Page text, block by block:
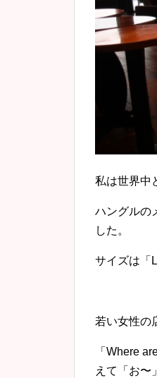
私は世界中
ハングルの
した。
サイズは「
若い女性の
「Where
えて「お〜